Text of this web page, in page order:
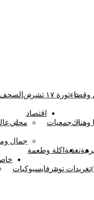
وقضاءثورة ١٧ تشرين الصحف
وهناكجمعيات
اقتصاد
محلي
تغذية اكلة وطعمة
جمال
تغريدات تويتر فايسبوكيات
خاص